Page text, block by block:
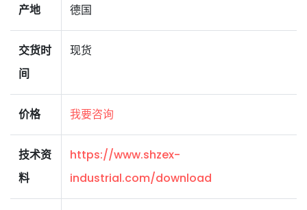
产地 德国
交货时
间
现货
价格 我要咨询
技术资
料
https://www.shzex-
industrial.com/download